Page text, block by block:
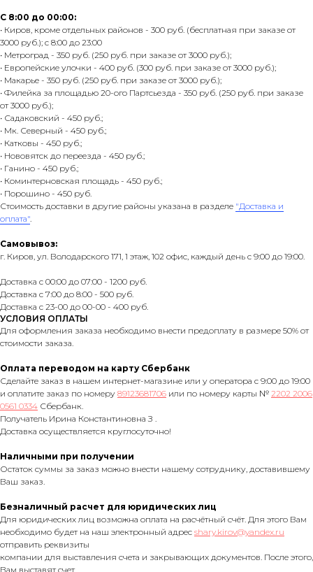
С 8:00 до 00:00:
• Киров, кроме отдельных районов - 300 руб. (бесплатная при заказе от
3000 руб.); с 8:00 до 23:00
• Метроград - 350 руб. (250 руб. при заказе от 3000 руб.);
• Европейские улочки - 400 руб. (300 руб. при заказе от 3000 руб.);
• Макарье - 350 руб. (250 руб. при заказе от 3000 руб.);
• Филейка за площадью 20-ого Партсьезда - 350 руб. (250 руб. при заказе
от 3000 руб.);
• Садаковский - 450 руб.;
• Мк. Северный - 450 руб.;
• Катковы - 450 руб.;
• Нововятск до переезда - 450 руб.;
• Ганино - 450 руб.;
• Коминтерновская площадь - 450 руб.;
• Порошино - 450 руб.
Стоимость доставки в другие районы указана в разделе "Доставка и
оплата".
Самовывоз:
г. Киров, ул. Володарского 171, 1 этаж, 102 офис, каждый день с 9:00 до 19:00.
Доставка с 00:00 до 07:00 - 1200 руб.
Доставка с 7:00 до 8:00 - 500 руб.
Доставка с 23-00 до 00-00 - 400 руб.
УСЛОВИЯ ОПЛАТЫ
Для оформления заказа необходимо внести предоплату в размере 50% от
стоимости заказа.
Оплата переводом на карту Сбербанк
Сделайте заказ в нашем интернет-магазине или у оператора с 9:00 до 19:00
и оплатите заказ по номеру 89123681706 или по номеру карты № 2202 2006
0561 0334 Сбербанк.
Получатель Ирина Константиновна З .
Доставка осуществляется круглосуточно!
Наличными при получении
Остаток суммы за заказ можно внести нашему сотруднику, доставившему
Ваш заказ.
Безналичный расчет для юридических лиц
Для юридических лиц возможна оплата на расчётный счёт. Для этого Вам
необходимо будет на наш электронный адрес shary.kirov@yandex.ru
отправить реквизиты
компании для выставления счета и закрывающих документов. После этого,
Вам выставят счет.